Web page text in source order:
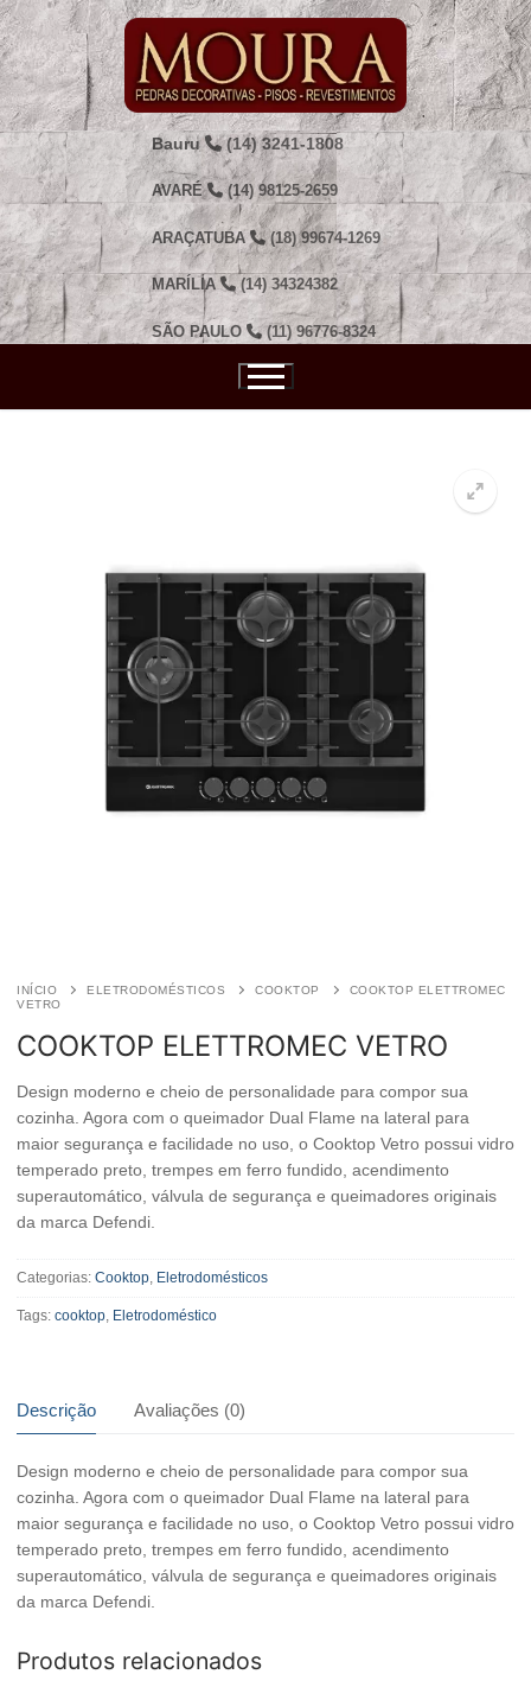
Pular
para
o
conteúdo
Bauru (14) 3241-1808
AVARÉ (14) 98125-2659
ARAÇATUBA (18) 99674-1269
MARÍLIA (14) 34324382
SÃO PAULO (11) 96776-8324
INÍCIO ELETRODOMÉSTICOS COOKTOP
COOKTOP ELETTROMEC
VETRO
COOKTOP ELETTROMEC VETRO
Design moderno e cheio de personalidade para compor sua
cozinha. Agora com o queimador Dual Flame na lateral para
maior segurança e facilidade no uso, o Cooktop Vetro possui vidro
temperado preto, trempes em ferro fundido, acendimento
superautomático, válvula de segurança e queimadores originais
da marca Defendi.
Categorias: Cooktop, Eletrodomésticos
Tags: cooktop, Eletrodoméstico
Descrição Avaliações (0)
Design moderno e cheio de personalidade para compor sua
cozinha. Agora com o queimador Dual Flame na lateral para
maior segurança e facilidade no uso, o Cooktop Vetro possui vidro
temperado preto, trempes em ferro fundido, acendimento
superautomático, válvula de segurança e queimadores originais
da marca Defendi.
Produtos relacionados